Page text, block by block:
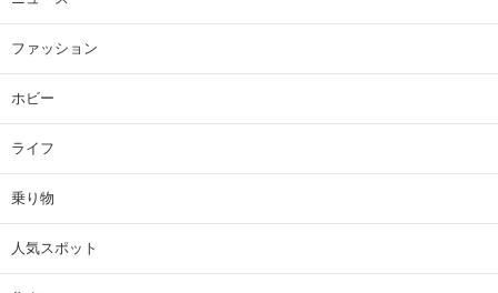
ファッション
ホビー
ライフ
乗り物
人気スポット